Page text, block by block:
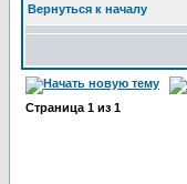
Вернуться к началу
Страница 1 из 1